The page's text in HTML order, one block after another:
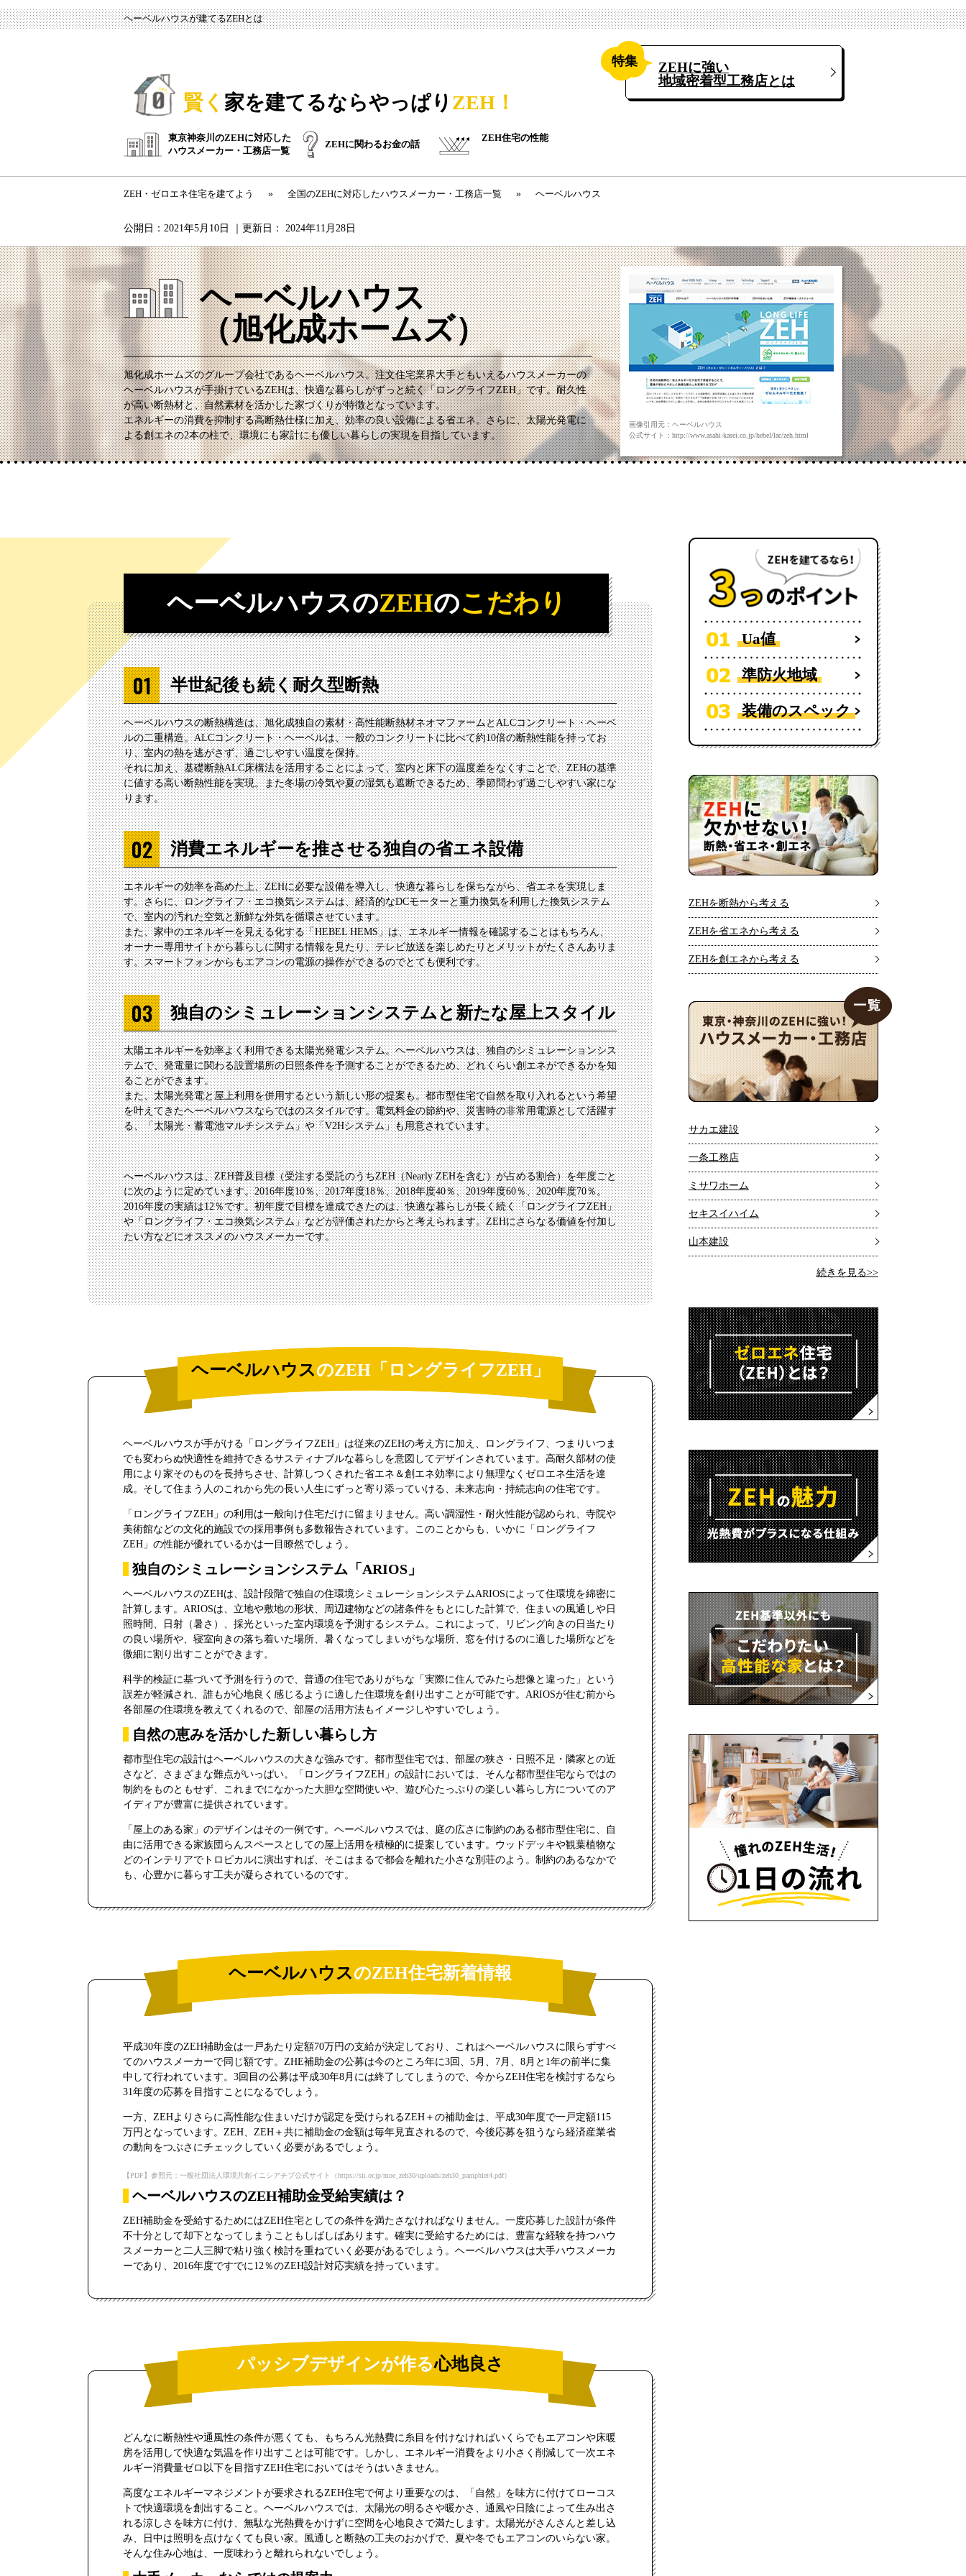
ヘーベルハウスが建てるZEHとは
賢く 家を建てるならやっぱり ZEH！
特集
ZEHに強い
地域密着型工務店とは
東京神奈川のZEHに対応した
ハウスメーカー・工務店一覧
ZEHに関わるお金の話
ZEH住宅の性能
ZEH・ゼロエネ住宅を建てよう » 全国のZEHに対応したハウスメーカー・工務店一覧 » ヘーベルハウス
公開日： 2021年5月10日 ｜更新日： 2024年11月28日
ヘーベルハウス
（旭化成ホームズ）
画像引用元：ヘーベルハウス
公式サイト：http://www.asahi-kasei.co.jp/hebel/lac/zeh.html
旭化成ホームズのグループ会社であるヘーベルハウス。注文住宅業界大手ともいえるハウスメーカーの
ヘーベルハウスが手掛けているZEHは、快適な暮らしがずっと続く「ロングライフZEH」です。耐久性
が高い断熱材と、自然素材を活かした家づくりが特徴となっています。
エネルギーの消費を抑制する高断熱仕様に加え、効率の良い設備による省エネ。さらに、太陽光発電に
よる創エネの2本の柱で、環境にも家計にも優しい暮らしの実現を目指しています。
ヘーベルハウスのZEHのこだわり
半世紀後も続く耐久型断熱
ヘーベルハウスの断熱構造は、旭化成独自の素材・高性能断熱材ネオマファームとALCコンクリート・ヘーベ
ルの二重構造。ALCコンクリート・ヘーベルは、一般のコンクリートに比べて約10倍の断熱性能を持ってお
り、室内の熱を逃がさず、過ごしやすい温度を保持。
それに加え、基礎断熱ALC床構法を活用することによって、室内と床下の温度差をなくすことで、ZEHの基準
に値する高い断熱性能を実現。また冬場の冷気や夏の湿気も遮断できるため、季節問わず過ごしやすい家にな
ります。
消費エネルギーを推させる独自の省エネ設備
エネルギーの効率を高めた上、ZEHに必要な設備を導入し、快適な暮らしを保ちながら、省エネを実現しま
す。さらに、ロングライフ・エコ換気システムは、経済的なDCモーターと重力換気を利用した換気システム
で、室内の汚れた空気と新鮮な外気を循環させています。
また、家中のエネルギーを見える化する「HEBEL HEMS」は、エネルギー情報を確認することはもちろん、
オーナー専用サイトから暮らしに関する情報を見たり、テレビ放送を楽しめたりとメリットがたくさんありま
す。スマートフォンからもエアコンの電源の操作ができるのでとても便利です。
独自のシミュレーションシステムと新たな屋上スタイル
太陽エネルギーを効率よく利用できる太陽光発電システム。ヘーベルハウスは、独自のシミュレーションシス
テムで、発電量に関わる設置場所の日照条件を予測することができるため、どれくらい創エネができるかを知
ることができます。
また、太陽光発電と屋上利用を併用するという新しい形の提案も。都市型住宅で自然を取り入れるという希望
を叶えてきたヘーベルハウスならではのスタイルです。電気料金の節約や、災害時の非常用電源として活躍す
る、「太陽光・蓄電池マルチシステム」や「V2Hシステム」も用意されています。
へーベルハウスは、ZEH普及目標（受注する受託のうちZEH（Nearly ZEHを含む）が占める割合）を年度ごと
に次のように定めています。2016年度10％、2017年度18％、2018年度40％、2019年度60％、2020年度70％。
2016年度の実績は12％です。初年度で目標を達成できたのは、快適な暮らしが長く続く「ロングライフZEH」
や「ロングライフ・エコ換気システム」などが評価されたからと考えられます。ZEHにさらなる価値を付加し
たい方などにオススメのハウスメーカーです。
ヘーベルハウスのZEH「ロングライフZEH」
ヘーベルハウスが手がける「ロングライフZEH」は従来のZEHの考え方に加え、ロングライフ、つまりいつま
でも変わらぬ快適性を維持できるサスティナブルな暮らしを意図してデザインされています。高耐久部材の使
用により家そのものを長持ちさせ、計算しつくされた省エネ＆創エネ効率により無理なくゼロエネ生活を達
成。そして住まう人のこれから先の長い人生にずっと寄り添っていける、未来志向・持続志向の住宅です。
「ロングライフZEH」の利用は一般向け住宅だけに留まりません。高い調湿性・耐火性能が認められ、寺院や
美術館などの文化的施設での採用事例も多数報告されています。このことからも、いかに「ロングライフ
ZEH」の性能が優れているかは一目瞭然でしょう。
独自のシミュレーションシステム「ARIOS」
ヘーベルハウスのZEHは、設計段階で独自の住環境シミュレーションシステムARIOSによって住環境を綿密に
計算します。ARIOSは、立地や敷地の形状、周辺建物などの諸条件をもとにした計算で、住まいの風通しや日
照時間、日射（暑さ）、採光といった室内環境を予測するシステム。これによって、リビング向きの日当たり
の良い場所や、寝室向きの落ち着いた場所、暑くなってしまいがちな場所、窓を付けるのに適した場所などを
微細に割り出すことができます。
科学的検証に基づいて予測を行うので、普通の住宅でありがちな「実際に住んでみたら想像と違った」という
誤差が軽減され、誰もが心地良く感じるように適した住環境を創り出すことが可能です。ARIOSが住む前から
各部屋の住環境を教えてくれるので、部屋の活用方法もイメージしやすいでしょう。
自然の恵みを活かした新しい暮らし方
都市型住宅の設計はヘーベルハウスの大きな強みです。都市型住宅では、部屋の狭さ・日照不足・隣家との近
さなど、さまざまな難点がいっぱい。「ロングライフZEH」の設計においては、そんな都市型住宅ならではの
制約をものともせず、これまでになかった大胆な空間使いや、遊び心たっぷりの楽しい暮らし方についてのア
イディアが豊富に提供されています。
「屋上のある家」のデザインはその一例です。ヘーベルハウスでは、庭の広さに制約のある都市型住宅に、自
由に活用できる家族団らんスペースとしての屋上活用を積極的に提案しています。ウッドデッキや観葉植物な
どのインテリアでトロピカルに演出すれば、そこはまるで都会を離れた小さな別荘のよう。制約のあるなかで
も、心豊かに暮らす工夫が凝らされているのです。
ヘーベルハウスのZEH住宅新着情報
平成30年度のZEH補助金は一戸あたり定額70万円の支給が決定しており、これはヘーベルハウスに限らずすべ
てのハウスメーカーで同じ額です。ZHE補助金の公募は今のところ年に3回、5月、7月、8月と1年の前半に集
中して行われています。3回目の公募は平成30年8月には終了してしまうので、今からZEH住宅を検討するなら
31年度の応募を目指すことになるでしょう。
一方、ZEHよりさらに高性能な住まいだけが認定を受けられるZEH＋の補助金は、平成30年度で一戸定額115
万円となっています。ZEH、ZEH＋共に補助金の金額は毎年見直されるので、今後応募を狙うなら経済産業省
の動向をつぶさにチェックしていく必要があるでしょう。
【PDF】参照元：一般社団法人環境共創イニシアチブ公式サイト（https://sii.or.jp/moe_zeh30/uploads/zeh30_pamphlet4.pdf）
ヘーベルハウスのZEH補助金受給実績は？
ZEH補助金を受給するためにはZEH住宅としての条件を満たさなければなりません。一度応募した設計が条件
不十分として却下となってしまうこともしばしばあります。確実に受給するためには、豊富な経験を持つハウ
スメーカーと二人三脚で粘り強く検討を重ねていく必要があるでしょう。ヘーベルハウスは大手ハウスメーカ
ーであり、2016年度ですでに12％のZEH設計対応実績を持っています。
パッシブデザインが作る心地良さ
どんなに断熱性や通風性の条件が悪くても、もちろん光熱費に糸目を付けなければいくらでもエアコンや床暖
房を活用して快適な気温を作り出すことは可能です。しかし、エネルギー消費をより小さく削減して一次エネ
ルギー消費量ゼロ以下を目指すZEH住宅においてはそうはいきません。
高度なエネルギーマネジメントが要求されるZEH住宅で何より重要なのは、「自然」を味方に付けてローコス
トで快適環境を創出すること。ヘーベルハウスでは、太陽光の明るさや暖かさ、通風や日陰によって生み出さ
れる涼しさを味方に付け、無駄な光熱費をかけずに空間を心地良さで満たします。太陽光がさんさんと差し込
み、日中は照明を点けなくても良い家。風通しと断熱の工夫のおかげで、夏や冬でもエアコンのいらない家。
そんな住み心地は、一度味わうと離れられないでしょう。
Ua値
準防火地域
装備のスペック
ZEHを断熱から考える
ZEHを省エネから考える
ZEHを創エネから考える
サカエ建設
一条工務店
ミサワホーム
セキスイハイム
山本建設
続きを見る>>